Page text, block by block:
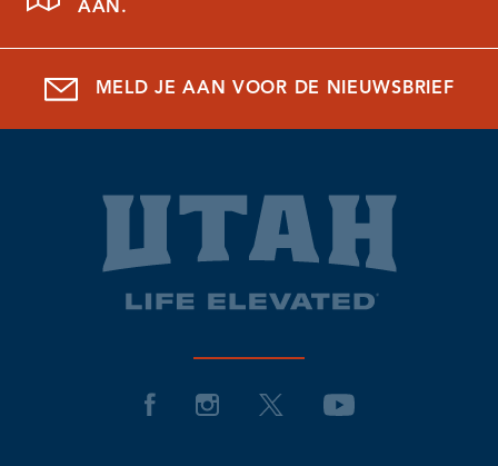
AAN.
MELD JE AAN VOOR DE NIEUWSBRIEF